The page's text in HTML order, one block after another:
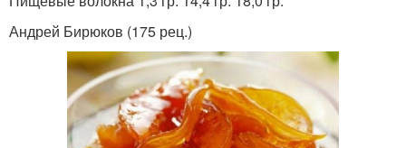
Андрей Бирюков (175 рец.)